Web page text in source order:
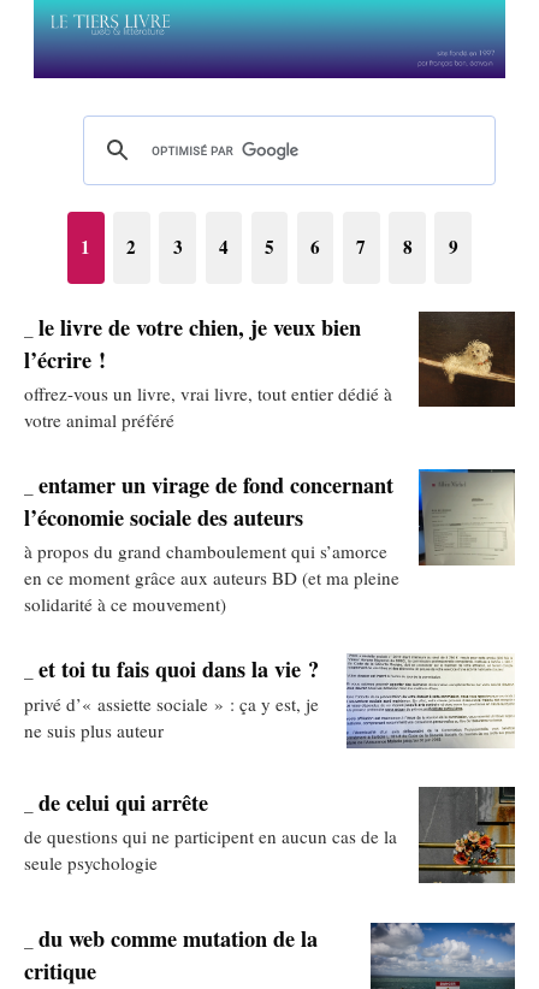
1 2 3 4 5 6 7 8 9
le livre de votre chien, je veux bien
l’écrire !
offrez-vous un livre, vrai livre, tout entier dédié à
votre animal préféré
entamer un virage de fond concernant
l’économie sociale des auteurs
à propos du grand chamboulement qui s’amorce
en ce moment grâce aux auteurs BD (et ma pleine
solidarité à ce mouvement)
et toi tu fais quoi dans la vie ?
privé d’« assiette sociale » : ça y est, je
ne suis plus auteur
de celui qui arrête
de questions qui ne participent en aucun cas de la
seule psychologie
du web comme mutation de la
critique